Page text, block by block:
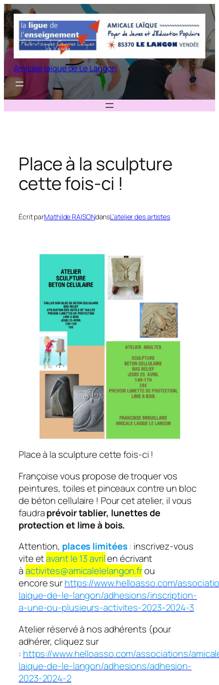
Aller
au
contenu
Amicale laïque de Le Langon
Place à la sculpture
cette fois-ci !
Écrit parMathilde RAISONdansL’atelier des artistes
Place à la sculpture cette fois-ci !
Françoise vous propose de troquer vos
peintures, toiles et pinceaux contre un bloc
de béton cellulaire ! Pour cet atelier, il vous
faudraprévoir tablier, lunettes de
protection et lime à bois.
Attention, places limitées: inscrivez-vous
vite etavant le 13 avrilen écrivant
àactivites@amicalelelangon.frou
encore surhttps://www.helloasso.com/
laique-de-le-langon/adhesions/inscription-
a-une-ou-plusieurs-activites-2023-2024-3
Atelier réservé à nos adhérents (pour
adhérer, cliquez sur
: https://www.helloasso.com/associations/
laique-de-le-langon/adhesions/adhesion-
2023-2024-2